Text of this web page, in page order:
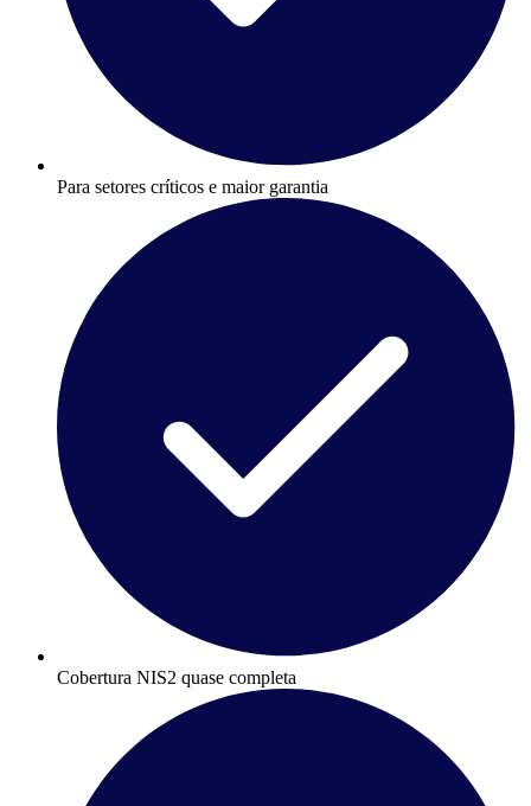
Para setores críticos e maior garantia
Cobertura NIS2 quase completa